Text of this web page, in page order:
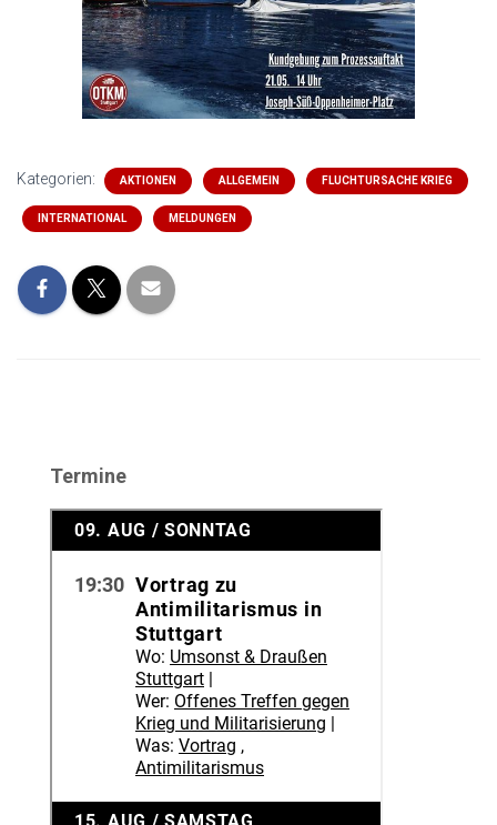
Kategorien: AKTIONEN ALLGEMEIN FLUCHTURSACHE KRIEG
INTERNATIONAL MELDUNGEN
Termine